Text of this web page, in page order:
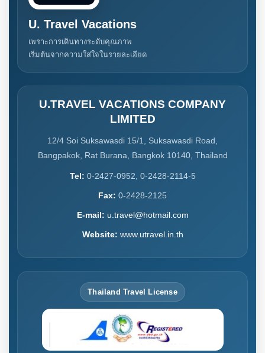
U. Travel Vacations
เพราะการเดินทางระดับคุณภาพ
เริ่มต้นจากความใส่ใจในรายละเอียด
U.TRAVEL VACATIONS COMPANY
LIMITED
12/4 Soi Suksawasdi 15/1, Suksawasdi Road,
Bangpakok, Rat Burana, Bangkok 10140, Thailand
Tel: 0-2427-0952, 0-2428-2114-5
Fax: 0-2428-2125
E-mail: u.travel@hotmail.com
Website: www.utravel.in.th
Thailand Travel License